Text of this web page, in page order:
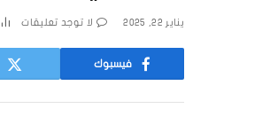
يناير 22, 2025 لا توجد تعليقات
فيسبوك